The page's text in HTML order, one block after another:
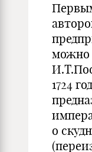
можно
1724
о